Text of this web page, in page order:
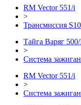
RM Vector 551/i
>
Трансмиссия
Тайга Варяг
>
Система
RM Vector 551/i
>
Система